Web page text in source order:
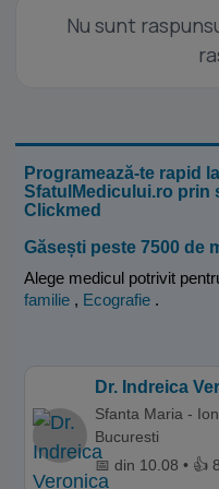
Nu sunt
Programează-te rapid
SfatulMedicului.ro prin
Clickmed
Găsești peste 7500 de
Alege medicul potrivit
familie , Ecografie .
Dr. Indreica
Sfanta Maria -
Bucuresti
📅 din 10.08 • 👍 8